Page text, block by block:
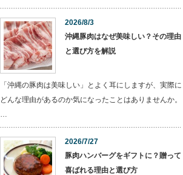
2026/8/3
沖縄豚肉はなぜ美味しい？その理由
と選び方を解説
「沖縄の豚肉は美味しい」とよく耳にしますが、実際に
どんな理由があるのか気になったことはありませんか。
…
2026/7/27
豚肉ハンバーグをギフトに？贈って
喜ばれる理由と選び方